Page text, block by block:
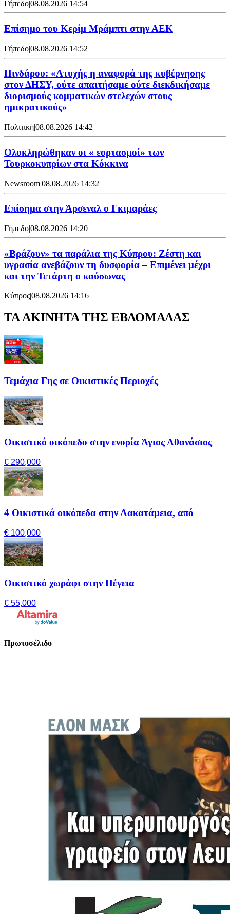
Γήπεδο|08.08.2026 14:54
Επίσημο του Κερίμ Μράμπτι στην ΑΕK
Γήπεδο|08.08.2026 14:52
Πινδάρου: «Ατυχής η αναφορά της κυβέρνησης
στον ΔΗΣΥ, ούτε απαιτήσαμε ούτε διεκδικήσαμε
διορισμούς κομματικών στελεχών στους
ημικρατικούς»
Πολιτική|08.08.2026 14:42
Ολοκληρώθηκαν οι « εορτασμοί» των
Τουρκοκυπρίων στα Κόκκινα
Newsroom|08.08.2026 14:32
Επίσημα στην Άρσεναλ ο Γκιμαράες
Γήπεδο|08.08.2026 14:20
«Βράζουν» τα παράλια της Κύπρου: Ζέστη και
υγρασία ανεβάζουν τη δυσφορία – Επιμένει μέχρι
και την Τετάρτη ο καύσωνας
Κύπρος|08.08.2026 14:16
ΤΑ ΑΚΙΝΗΤΑ ΤΗΣ ΕΒΔΟΜΑΔΑΣ
Τεμάχια Γης σε Οικιστικές Περιοχές
Οικιστικό οικόπεδο στην ενορία Άγιος Αθανάσιος
€ 290,000
4 Οικιστικά οικόπεδα στην Λακατάμεια, από
€ 100,000
Οικιστικό χωράφι στην Πέγεια
€ 55,000
Πρωτοσέλιδο